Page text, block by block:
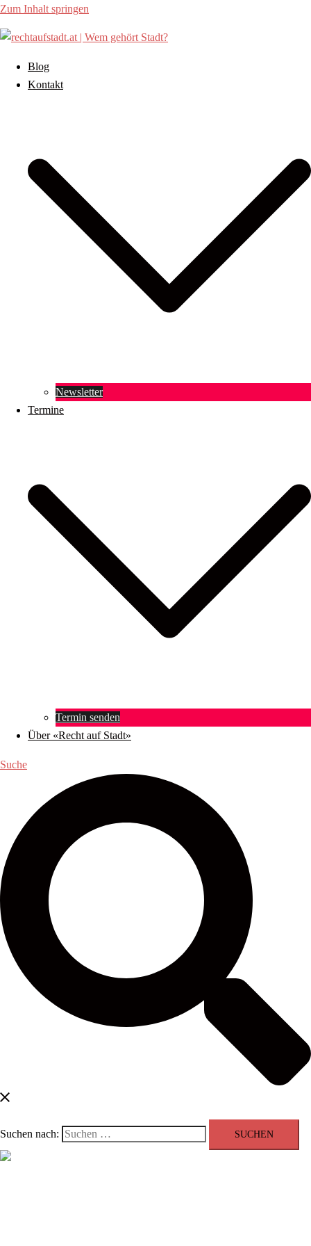
Zum Inhalt springen
Blog
Kontakt
Newsletter
Termine
Termin senden
Über «Recht auf Stadt»
Suche
Suchen nach: